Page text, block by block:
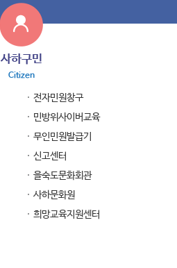
사하구민
Citizen
전자민원창구
민방위사이버교육
무인민원발급기
신고센터
을숙도문화회관
사하문화원
희망교육지원센터